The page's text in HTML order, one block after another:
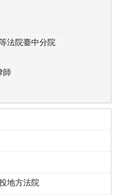
法院臺中分院
師
地方法院